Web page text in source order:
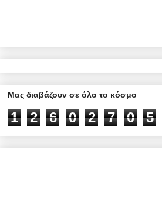
Μας διαβάζουν σε όλο το κόσμο
1 2 6 0 2 7 0 5